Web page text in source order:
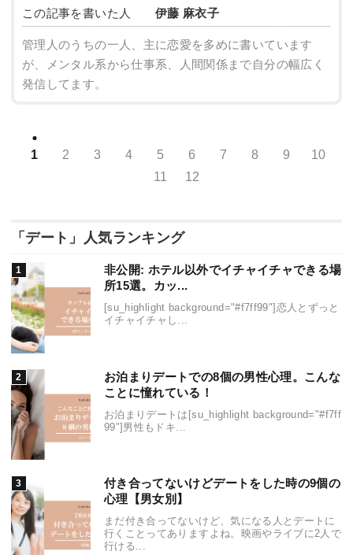
この記事を書いた人 伊藤 麻衣子
管理人のうちの一人、主に恋愛を多めに書いています
が、メンタル系から仕事系、人間関係まで自分の幅広く
発信してます。
1 2 3 4 5 6 7 8 9
10
11
12
「デート」人気ランキング
非公開: ホテル以外でイチャイチャできる場
所15選。カッ...
[su_highlight background="#f7ff99"]恋人とずっと
イチャイチャし...
お泊まりデートでの8個の男性心理。こんな
ことに憧れている！
お泊まりデートは[su_highlight background="#f7ff
99"]男性もドキ...
付き合ってないけどデートをした時の9個の
心理【男女別】
まだ付き合ってないけど、気になる人とデートに
行くことってありますよね。映画やライブに2人で
行ける...